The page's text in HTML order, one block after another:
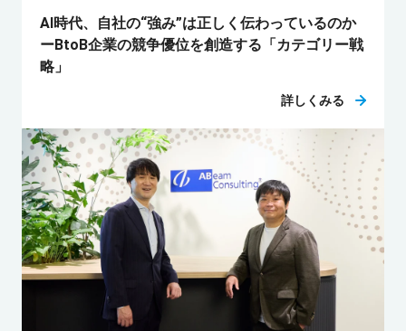
AI時代、自社の“強み”は正しく伝わっているのか
ーBtoB企業の競争優位を創造する「カテゴリー戦
略」
詳しくみる